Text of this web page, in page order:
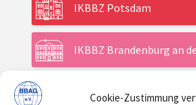
Cookie-Zustimmung
IKBBZ Potsdam
IKBBZ Brandenburg an